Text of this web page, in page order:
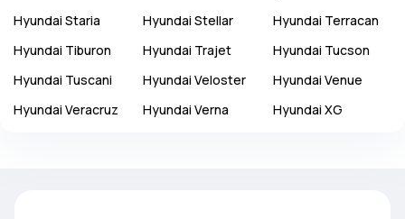
Hyundai Staria Hyundai Stellar Hyundai Terracan
Hyundai Tiburon Hyundai Trajet Hyundai Tucson
Hyundai Tuscani Hyundai Veloster Hyundai Venue
Hyundai Veracruz Hyundai Verna Hyundai XG